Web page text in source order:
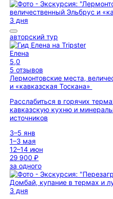
3 дня
авторский тур
Елена
5,0
5 отзывов
Лермонтовские места,
и «кавказская Тоскана»
Расслабиться в горячих
кавказскую кухню и
источников
3–5 янв
1–3 мая
12–14 июн
29 900 ₽
за одного
3 дня